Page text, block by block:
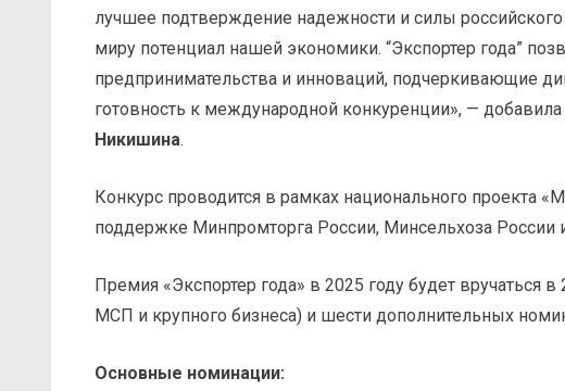
лучшее подтверждение надежности и силы
миру потенциал нашей экономики. “Экспортер года”
предпринимательства и инноваций, подчеркивающие
готовность к международной конкуренции», — добавила
Никишина.
Конкурс проводится в рамках национального проекта
поддержке Минпромторга России, Минсельхоза России
Премия «Экспортер года» в 2025 году будет вручаться
МСП и крупного бизнеса) и шести дополнительных
Основные номинации: